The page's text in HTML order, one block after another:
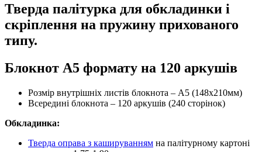
Тверда палітурка для обкладинки і
скріплення на пружину прихованого
типу.
Блокнот А5 формату на 120 аркушів
Розмір внутрішніх листів блокнота – А5 (148х210мм)
Всередині блокнота – 120 аркушів (240 сторінок)
Обкладинка:
Тверда оправа з кашируванням на палітурному картоні